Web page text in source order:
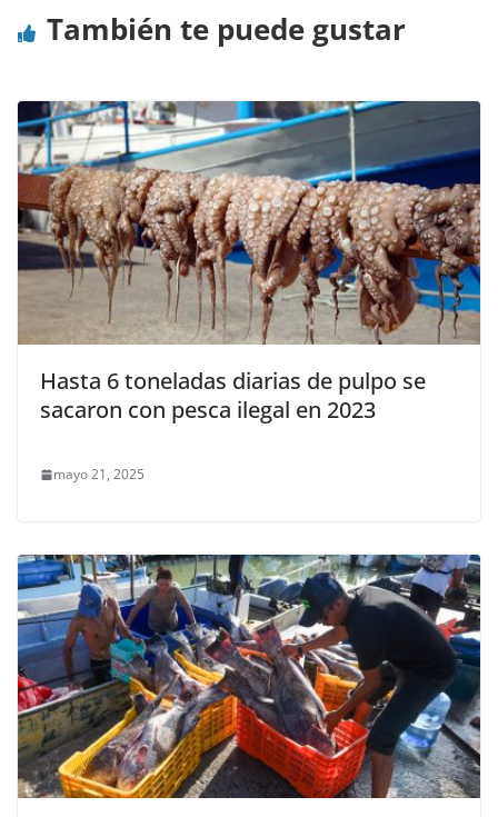
También te puede gustar
Hasta 6 toneladas diarias de pulpo se
sacaron con pesca ilegal en 2023
mayo 21, 2025